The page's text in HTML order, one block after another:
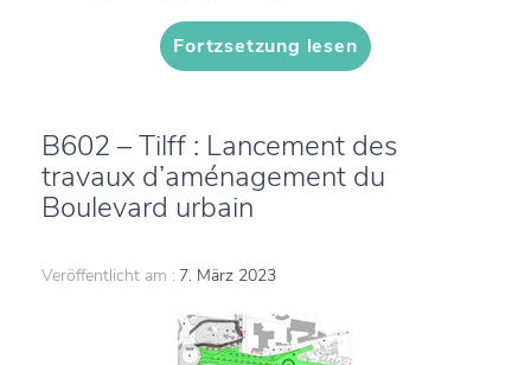
Fortzsetzung lesen
B602 – Tilff : Lancement des
travaux d’aménagement du
Boulevard urbain
Veröffentlicht am : 7. März 2023